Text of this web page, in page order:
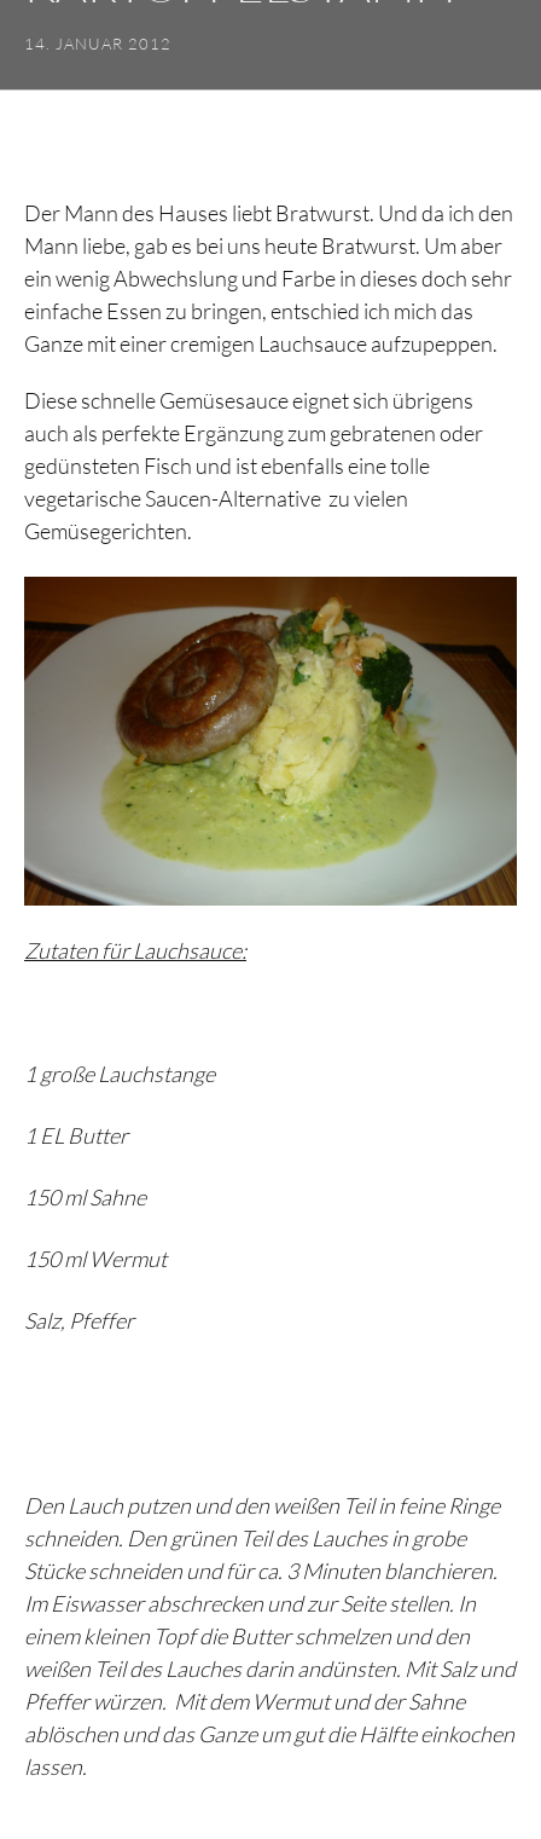
14. JANUAR 2012
Der Mann des Hauses liebt Bratwurst. Und da ich den
Mann liebe, gab es bei uns heute Bratwurst. Um aber
ein wenig Abwechslung und Farbe in dieses doch sehr
einfache Essen zu bringen, entschied ich mich das
Ganze mit einer cremigen Lauchsauce aufzupeppen.
Diese schnelle Gemüsesauce eignet sich übrigens
auch als perfekte Ergänzung zum gebratenen oder
gedünsteten Fisch und ist ebenfalls eine tolle
vegetarische Saucen-Alternative zu vielen
Gemüsegerichten.
Zutaten für Lauchsauce:
1 große Lauchstange
1 EL Butter
150 ml Sahne
150 ml Wermut
Salz, Pfeffer
Den Lauch putzen und den weißen Teil in feine Ringe
schneiden. Den grünen Teil des Lauches in grobe
Stücke schneiden und für ca. 3 Minuten blanchieren.
Im Eiswasser abschrecken und zur Seite stellen. In
einem kleinen Topf die Butter schmelzen und den
weißen Teil des Lauches darin andünsten. Mit Salz und
Pfeffer würzen. Mit dem Wermut und der Sahne
ablöschen und das Ganze um gut die Hälfte einkochen
lassen.